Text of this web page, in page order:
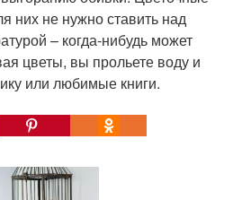
них не нужно ставить над
– когда-нибудь может
цветы, вы прольете воду и
или любимые книги.